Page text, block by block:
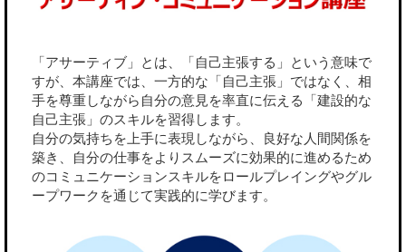
「アサーティブ」とは、「自己主張する」という意味で
すが、本講座では、一方的な「自己主張」ではなく、相
手を尊重しながら自分の意見を率直に伝える「建設的な
自己主張」のスキルを習得します。
自分の気持ちを上手に表現しながら、良好な人間関係を
築き、自分の仕事をよりスムーズに効果的に進めるため
のコミュニケーションスキルをロールプレイングやグル
ープワークを通じて実践的に学びます。